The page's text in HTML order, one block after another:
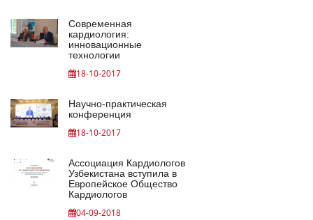
Современная
кардиология:
инновационные
технологии
18-10-2017
Научно-практическая
конференция
18-10-2017
Ассоциация Кардиологов
Узбекистана вступила в
Европейское Общество
Кардиологов
04-09-2018